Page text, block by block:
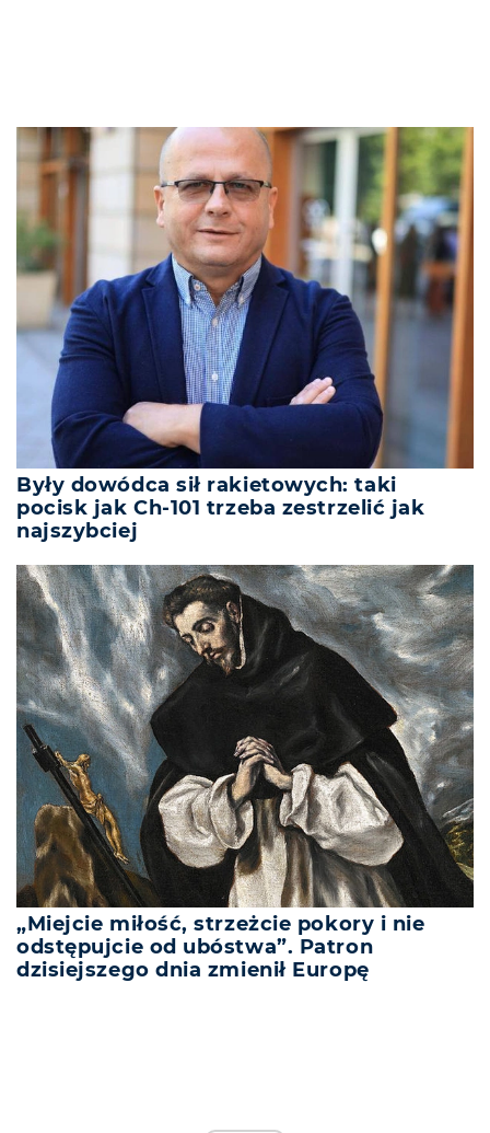
Były dowódca sił rakietowych: taki
pocisk jak Ch-101 trzeba zestrzelić jak
najszybciej
„Miejcie miłość, strzeżcie pokory i nie
odstępujcie od ubóstwa”. Patron
dzisiejszego dnia zmienił Europę